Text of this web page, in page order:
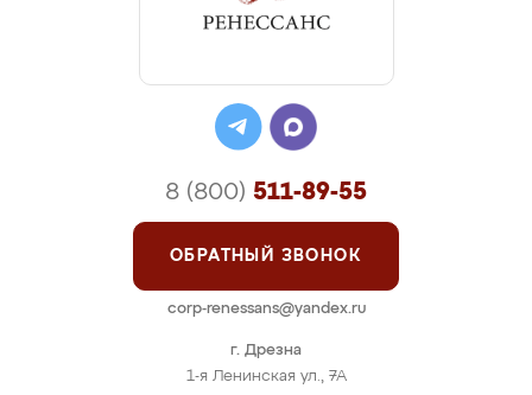
г. Дрезна
1-я Ленинская ул., 7А
8 (800) 511-89-55
ОБРАТНЫЙ ЗВОНОК
corp-renessans@yandex.ru